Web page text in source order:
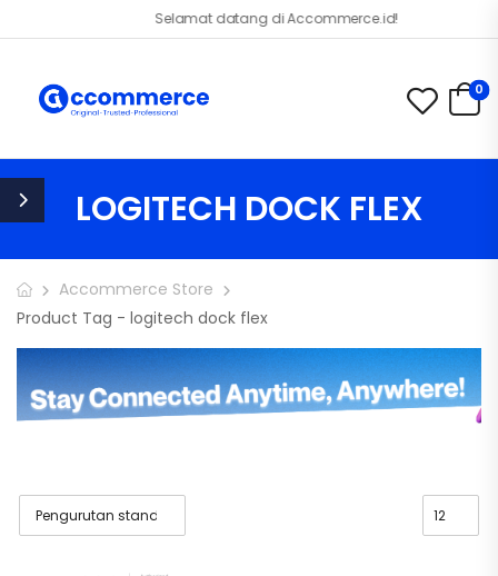
Selamat datang di Accommerce.id!
0
LOGITECH DOCK FLEX
Accommerce Store
Product Tag - logitech dock flex